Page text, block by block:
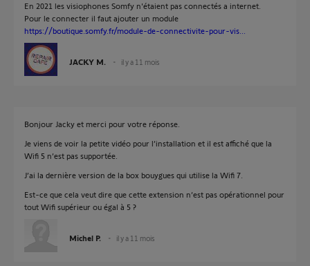
En 2021 les visiophones Somfy n'étaient pas connectés a internet.
Pour le connecter il faut ajouter un module
https://boutique.somfy.fr/module-de-connectivite-pour-vis...
JACKY M. il y a 11 mois
Bonjour Jacky et merci pour votre réponse.
Je viens de voir la petite vidéo pour l’installation et il est affiché que la
Wifi 5 n’est pas supportée.
J’ai la dernière version de la box bouygues qui utilise la Wifi 7.
Est-ce que cela veut dire que cette extension n’est pas opérationnel pour
tout Wifi supérieur ou égal à 5 ?
Michel P. il y a 11 mois